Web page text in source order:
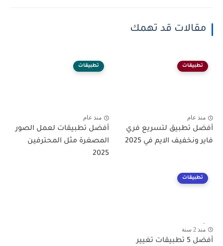
مقالات قد تهمك
تطبيقات
منذ عام
أفضل تطبيق لتسريع فري
فاير ونخفيف الايم في 2025
تطبيقات
منذ عام
أفضل تطبيقات لعمل الصور
المصغرة مثل المحترفين
2025
تطبيقات
منذ 2 سنة
أفضل 5 تطبيقات تغيير